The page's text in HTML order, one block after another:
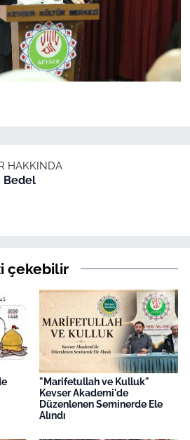
HAKKINDA
Bedel
çekebilir
"Marifetullah ve Kulluk"
Kevser Akademi'de
Düzenlenen Seminerde Ele
Alındı